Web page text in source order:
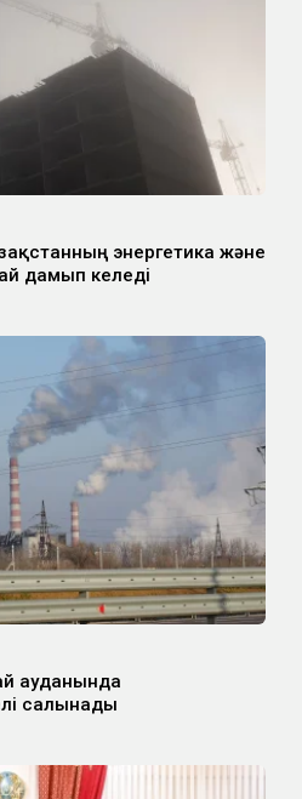
энергетика және
дамып келеді
ауданында
салынады